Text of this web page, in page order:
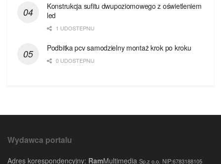
Konstrukcja sufitu dwupoziomowego z oświetleniem
led
1 UDOSTEPNIJ
Podbitka pcv samodzielny montaż krok po kroku
0 UDOSTEPNIJ
Wydawca portalu
Adres korespondencyjny: RamMultimedia Sp.z o.o. NIP:6783188105